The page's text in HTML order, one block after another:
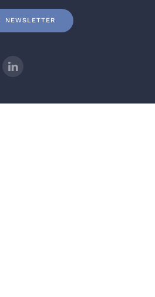
NEWSLETTER